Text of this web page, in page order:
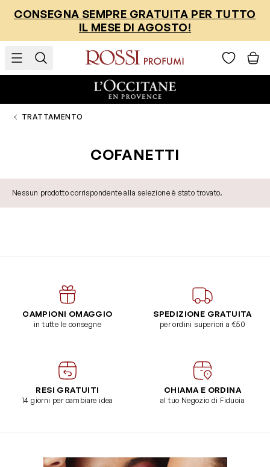
CONSEGNA SEMPRE GRATUITA PER TUTTO
IL MESE DI AGOSTO!
TRATTAMENTO
COFANETTI
Nessun prodotto corrispondente alla selezione è stato trovato.
CAMPIONI OMAGGIO
in tutte le consegne
SPEDIZIONE GRATUITA
per ordini superiori a €50
RESI GRATUITI
14 giorni per cambiare idea
CHIAMA E ORDINA
al tuo Negozio di Fiducia